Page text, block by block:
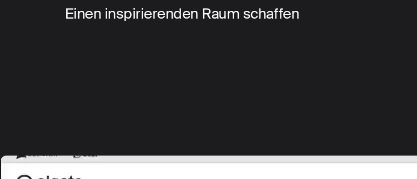
Einen inspirierenden Raum schaffen